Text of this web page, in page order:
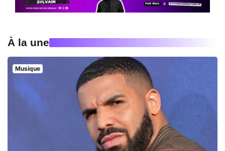
À la une
Musique